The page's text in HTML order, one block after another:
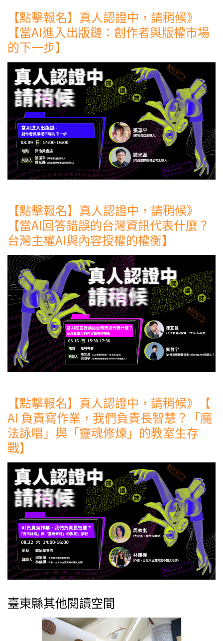
【點擊報名】真人認證中，請稍候》
【當AI進入出版鏈：創作者與版權市場
的下一步】
【點擊報名】真人認證中，請稍候》
【當AI回答錯誤的台灣資訊代表什麼？
台灣主權AI與內容授權的權衡】
【點擊報名】真人認證中，請稍候》【
AI 負責寫作業，我們負責長智慧？「魔
法詠唱」與「靈魂修煉」的教室生存
戰】
臺東縣其他閱讀空間